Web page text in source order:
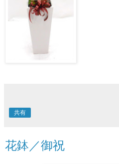
共有
花鉢／御祝